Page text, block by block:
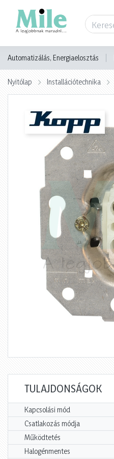
Automatizálás, Energiaelosztás
Nyitólap Installációtechnika
TULAJDONSÁGOK
Kapcsolási mód
Csatlakozás módja
Működtetés
Halogénmentes
Termék adatlap